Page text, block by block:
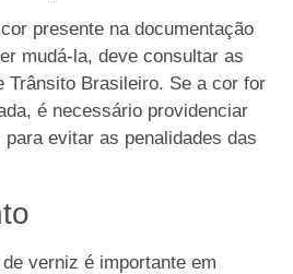
presente na documentação
mudá-la, deve consultar as
Trânsito Brasileiro. Se a cor for
é necessário providenciar
evitar as penalidades das
verniz é importante em